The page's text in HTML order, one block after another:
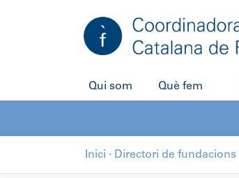
Qui som Què fem
Inici · Directori de fundacions